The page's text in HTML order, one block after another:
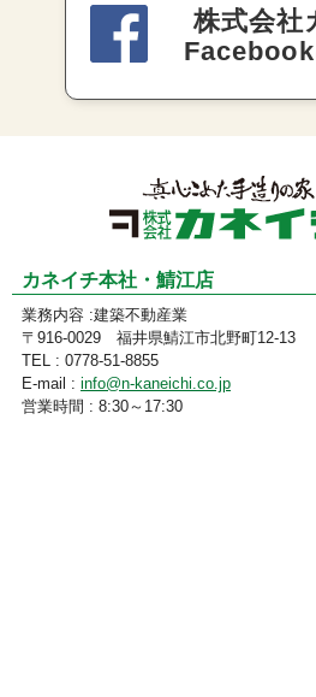
株式会社
カネイチ本社・鯖江店
業務内容 :建築不動産業
〒916-0029 福井県鯖江市北野町12-13
TEL : 0778-51-8855
E-mail : info@n-kaneichi.co.jp
営業時間 : 8:30～17:30